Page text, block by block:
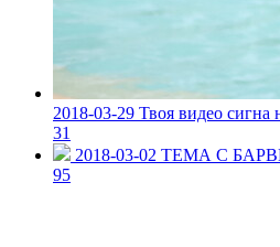
2018-03-29 Твоя видео сигна
31
2018-03-02 ТЕМА С
95